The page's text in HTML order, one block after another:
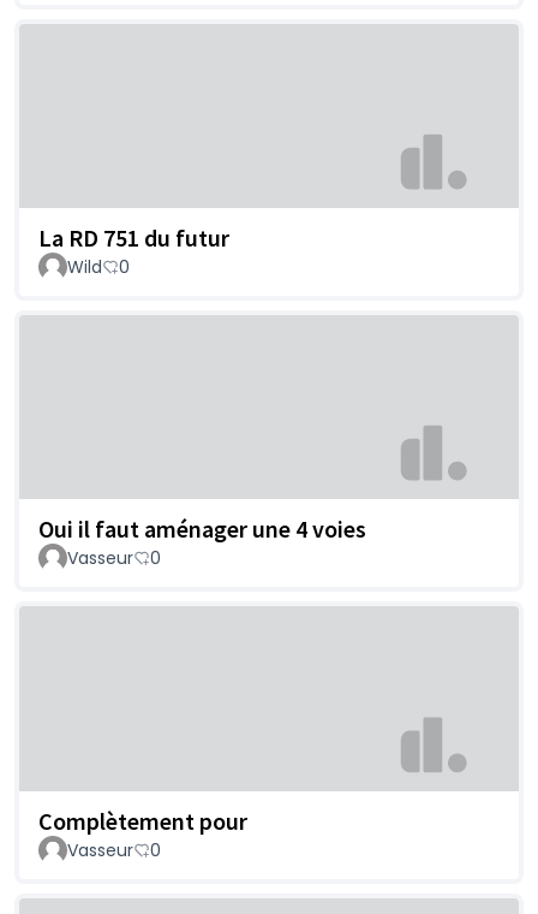
La RD 751 du futur
Wild 0
Oui il faut aménager une 4 voies
Vasseur 0
Complètement pour
Vasseur 0